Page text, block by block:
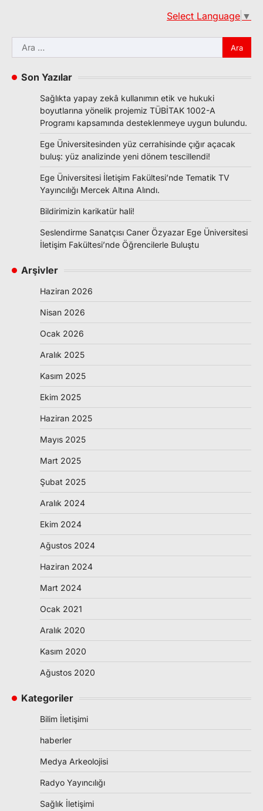
Select Language ▼
Arama:
Son Yazılar
Sağlıkta yapay zekâ kullanımın etik ve hukuki
boyutlarına yönelik projemiz TÜBİTAK 1002-A
Programı kapsamında desteklenmeye uygun bulundu.
Ege Üniversitesinden yüz cerrahisinde çığır açacak
buluş: yüz analizinde yeni dönem tescillendi!
Ege Üniversitesi İletişim Fakültesi’nde Tematik TV
Yayıncılığı Mercek Altına Alındı.
Bildirimizin karikatür hali!
Seslendirme Sanatçısı Caner Özyazar Ege Üniversitesi
İletişim Fakültesi’nde Öğrencilerle Buluştu
Arşivler
Haziran 2026
Nisan 2026
Ocak 2026
Aralık 2025
Kasım 2025
Ekim 2025
Haziran 2025
Mayıs 2025
Mart 2025
Şubat 2025
Aralık 2024
Ekim 2024
Ağustos 2024
Haziran 2024
Mart 2024
Ocak 2021
Aralık 2020
Kasım 2020
Ağustos 2020
Kategoriler
Bilim İletişimi
haberler
Medya Arkeolojisi
Radyo Yayıncılığı
Sağlık İletişimi